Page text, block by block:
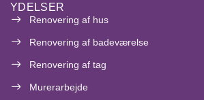
YDELSER
Renovering af hus
Renovering af badeværelse
Renovering af tag
Murerarbejde